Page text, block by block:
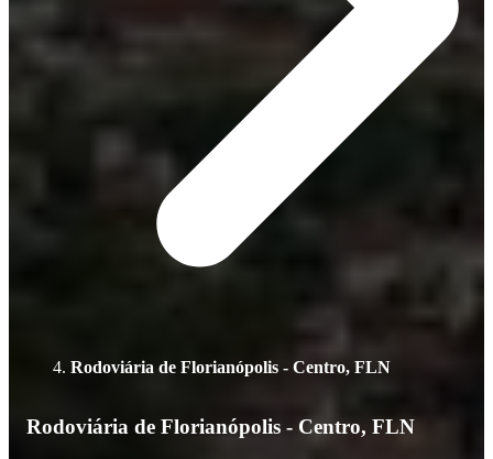
Rodoviária de Florianópolis - Centro, FLN
Rodoviária de Florianópolis - Centro, FLN